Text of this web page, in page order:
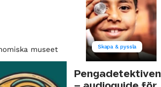
museet Skapa & pyssla
Pengadetektiven